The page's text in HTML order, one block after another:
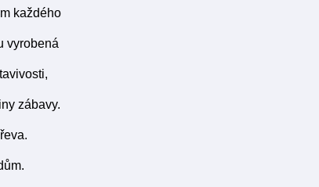
každého
vyrobená
zábavy.